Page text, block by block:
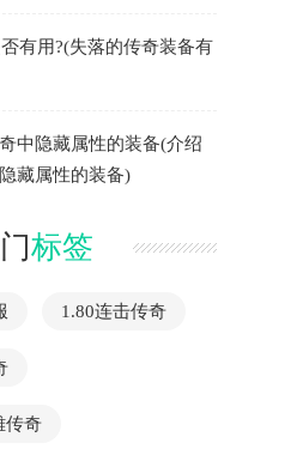
有用?(失落的传奇装备有
中隐藏属性的装备(介绍
藏属性的装备)
标签
1.80连击传奇
传奇